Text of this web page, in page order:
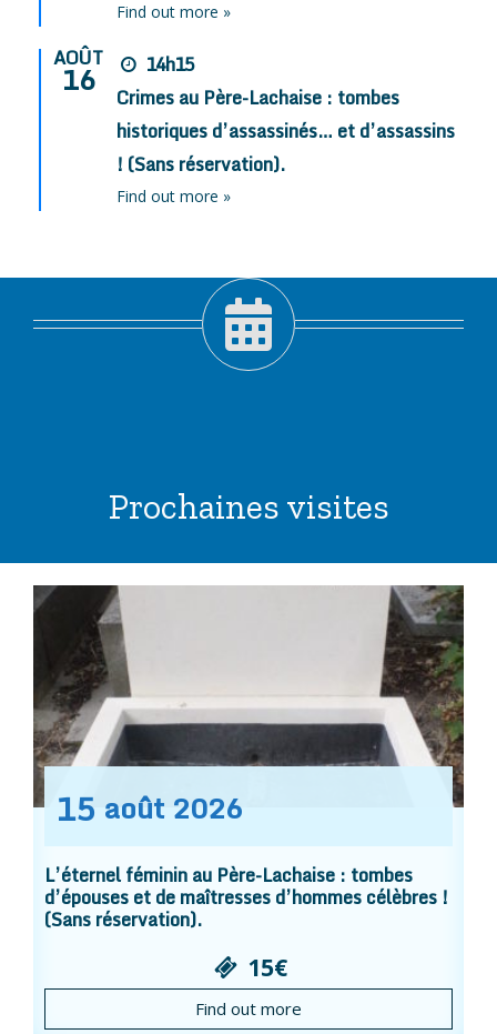
Find out more »
AOÛT
16
14h15
Crimes au Père-Lachaise : tombes
historiques d’assassinés… et d’assassins
! (Sans réservation).
Find out more »
Prochaines visites
15 août 2026
L’éternel féminin au Père-Lachaise : tombes
d’épouses et de maîtresses d’hommes célèbres !
(Sans réservation).
15€
Find out more